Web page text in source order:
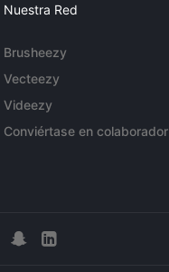
Nuestra Red
Brusheezy
Vecteezy
Videezy
Conviértase en colaborador